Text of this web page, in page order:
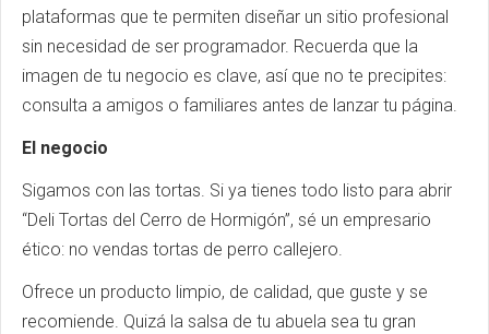
plataformas que te permiten diseñar un sitio profesional
sin necesidad de ser programador. Recuerda que la
imagen de tu negocio es clave, así que no te precipites:
consulta a amigos o familiares antes de lanzar tu página.
El negocio
Sigamos con las tortas. Si ya tienes todo listo para abrir
“Deli Tortas del Cerro de Hormigón”, sé un empresario
ético: no vendas tortas de perro callejero.
Ofrece un producto limpio, de calidad, que guste y se
recomiende. Quizá la salsa de tu abuela sea tu gran